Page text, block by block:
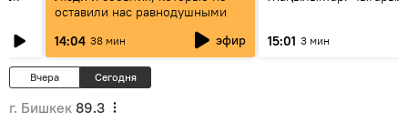
оставили нас равнодушными
14:04 38 мин эфир 15:01 3 мин
Вчера Сегодня
г. Бишкек 89.3